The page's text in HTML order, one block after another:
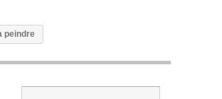
peindre